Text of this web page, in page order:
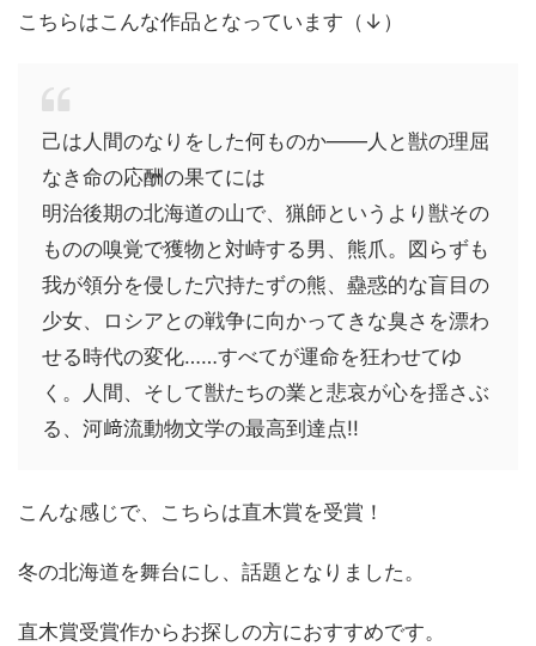
こちらはこんな作品となっています（↓）
己は人間のなりをした何ものか――人と獣の理屈
なき命の応酬の果てには
明治後期の北海道の山で、猟師というより獣その
ものの嗅覚で獲物と対峙する男、熊爪。図らずも
我が領分を侵した穴持たずの熊、蠱惑的な盲目の
少女、ロシアとの戦争に向かってきな臭さを漂わ
せる時代の変化……すべてが運命を狂わせてゆ
く。人間、そして獣たちの業と悲哀が心を揺さぶ
る、河﨑流動物文学の最高到達点!!
こんな感じで、こちらは直木賞を受賞！
冬の北海道を舞台にし、話題となりました。
直木賞受賞作からお探しの方におすすめです。